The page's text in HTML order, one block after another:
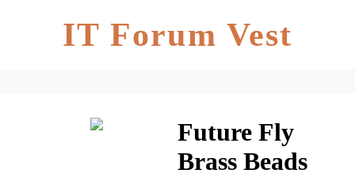
IT Forum Vest
Future Fly
Brass Beads